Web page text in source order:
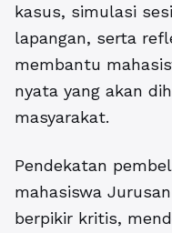
kasus, simulasi
lapangan, serta
membantu
nyata yang akan
masyarakat.
Pendekatan
mahasiswa
berpikir kritis,